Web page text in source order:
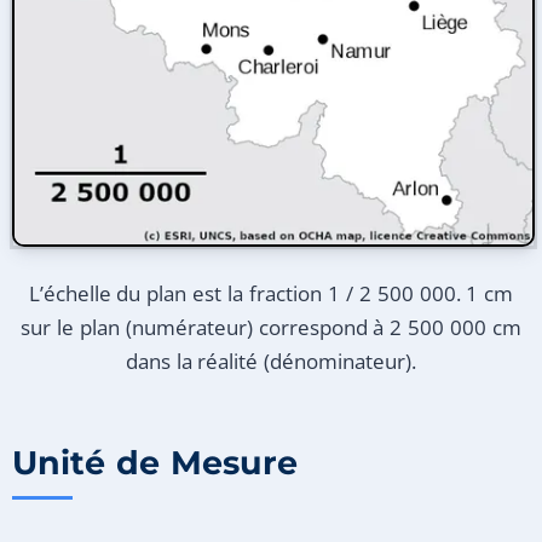
L’échelle du plan est la fraction 1 / 2 500 000. 1 cm
sur le plan (numérateur) correspond à 2 500 000 cm
dans la réalité (dénominateur).
Unité de Mesure